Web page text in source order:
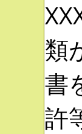
類
書
許